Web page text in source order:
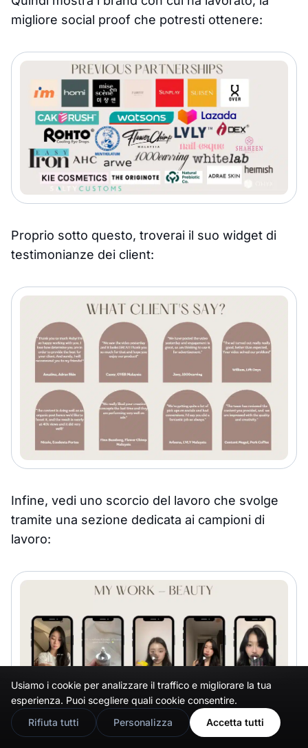
migliore social proof che potresti ottenere:
Proprio sotto questo, troverai il suo widget di
testimonianze dei client:
Infine, vedi uno scorcio del lavoro che svolge
tramite una sezione dedicata ai campioni di
lavoro:
Usiamo i cookie per analizzare il traffico e migliorare la tua
esperienza. Puoi scegliere quali cookie consentire.
Rifiuta tutti
Personalizza Accetta tutti
🇬🇧 Would you prefer this site in English?
View in English